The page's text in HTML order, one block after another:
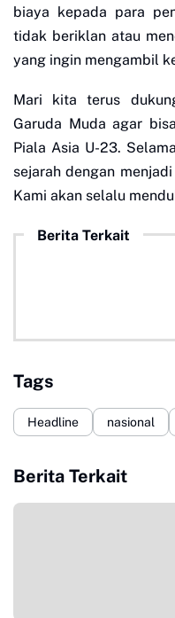
biaya kepada para
tidak beriklan atau
yang ingin mengambil
Mari kita terus
Garuda Muda agar
Piala Asia U-23.
sejarah dengan
Kami akan selalu
Berita Terkait
Tags
Headline nasional
Berita Terkait